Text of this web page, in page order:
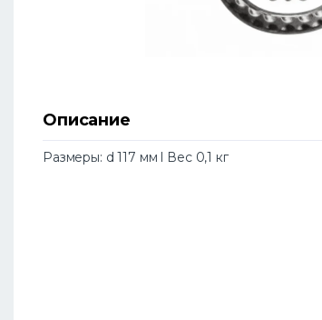
Описание
Размеры: d 117 мм l Вес 0,1 кг